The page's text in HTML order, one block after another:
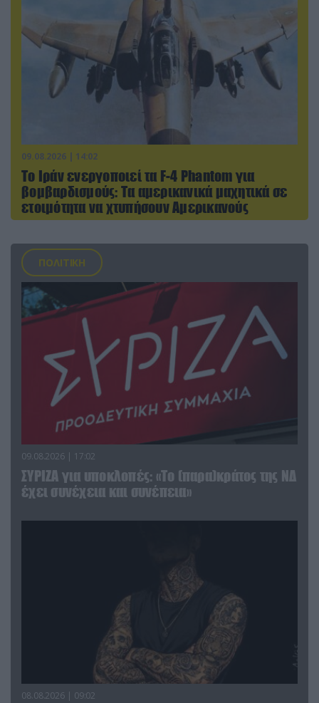
09.08.2026 | 14:02
Το Ιράν ενεργοποιεί τα F-4 Phantom για
βομβαρδισμούς: Τα αμερικανικά μαχητικά σε
ετοιμότητα να χτυπήσουν Αμερικανούς
ΠΟΛΙΤΙΚΗ
09.08.2026 | 17:02
ΣΥΡΙΖΑ για υποκλοπές: «Το (παρα)κράτος της ΝΔ
έχει συνέχεια και συνέπεια»
08.08.2026 | 09:02